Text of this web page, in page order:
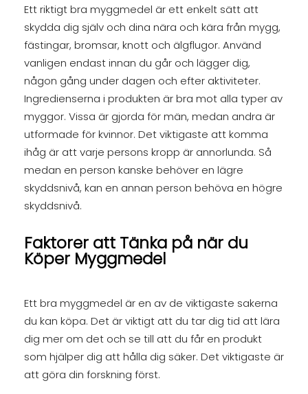
Ett riktigt bra myggmedel är ett enkelt sätt att
skydda dig själv och dina nära och kära från mygg,
fästingar, bromsar, knott och älgflugor. Använd
vanligen endast innan du går och lägger dig,
någon gång under dagen och efter aktiviteter.
Ingredienserna i produkten är bra mot alla typer av
myggor. Vissa är gjorda för män, medan andra är
utformade för kvinnor. Det viktigaste att komma
ihåg är att varje persons kropp är annorlunda. Så
medan en person kanske behöver en lägre
skyddsnivå, kan en annan person behöva en högre
skyddsnivå.
Faktorer att Tänka på när du
Köper Myggmedel
Ett bra myggmedel är en av de viktigaste sakerna
du kan köpa. Det är viktigt att du tar dig tid att lära
dig mer om det och se till att du får en produkt
som hjälper dig att hålla dig säker. Det viktigaste är
att göra din forskning först.